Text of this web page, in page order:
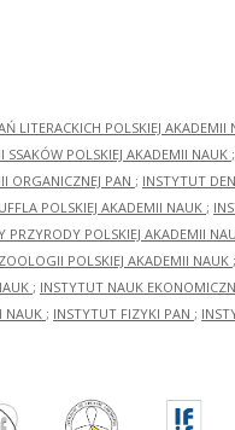
LITERACKICH POLSKIEJ AKADEMII
POLSKIEJ AKADEMII NAUK ;
ORGANICZNEJ PAN ; INSTYTUT
POLSKIEJ AKADEMII NAUK ;
PRZYRODY POLSKIEJ AKADEMII
POLSKIEJ AKADEMII NAUK ;
; INSTYTUT NAUK
NAUK ; INSTYTUT FIZYKI PAN ;